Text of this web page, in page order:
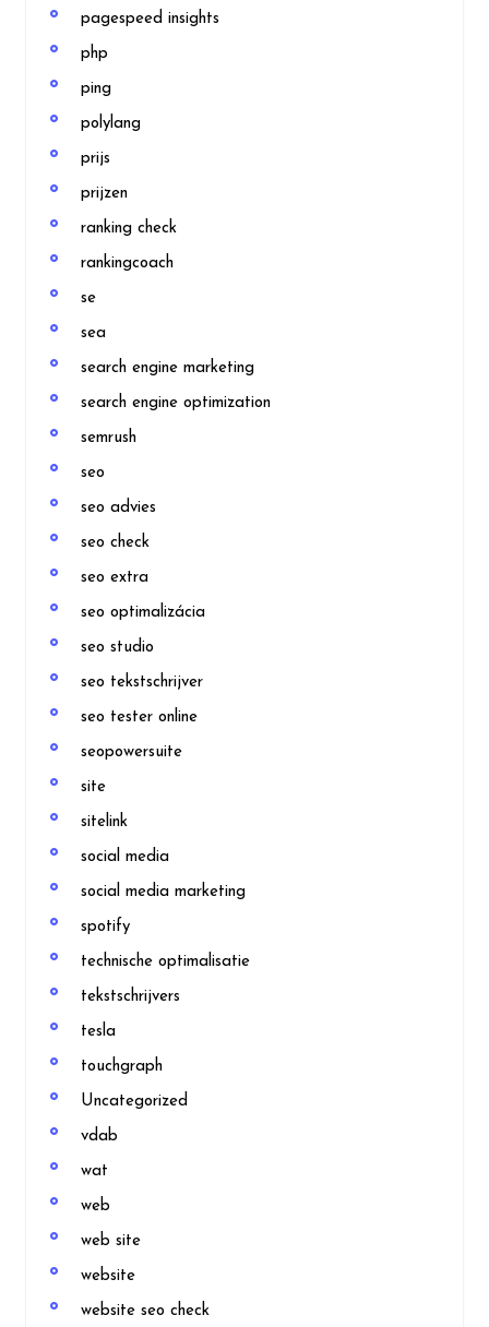
pagespeed insights
php
ping
polylang
prijs
prijzen
ranking check
rankingcoach
se
sea
search engine marketing
search engine optimization
semrush
seo
seo advies
seo check
seo extra
seo optimalizácia
seo studio
seo tekstschrijver
seo tester online
seopowersuite
site
sitelink
social media
social media marketing
spotify
technische optimalisatie
tekstschrijvers
tesla
touchgraph
Uncategorized
vdab
wat
web
web site
website
website seo check